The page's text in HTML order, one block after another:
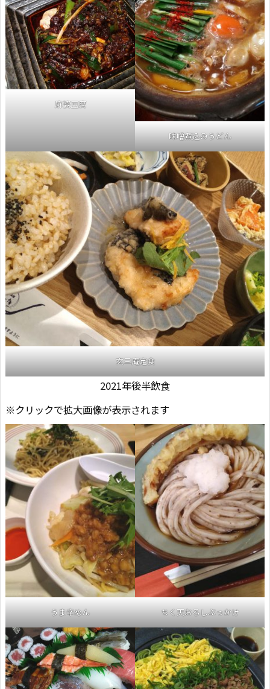
麻婆豆腐
味噌煮込みうどん
玄三庵定食
2021年後半飲食
※クリックで拡大画像が表示されます
うま辛めん ちく天おろしぶっかけ